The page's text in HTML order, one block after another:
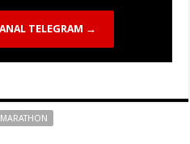
TELEGRAM →